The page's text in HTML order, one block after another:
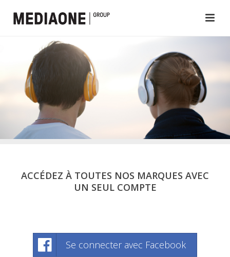
ACCÉDEZ À TOUTES NOS MARQUES AVEC
UN SEUL COMPTE
Se connecter avec Facebook